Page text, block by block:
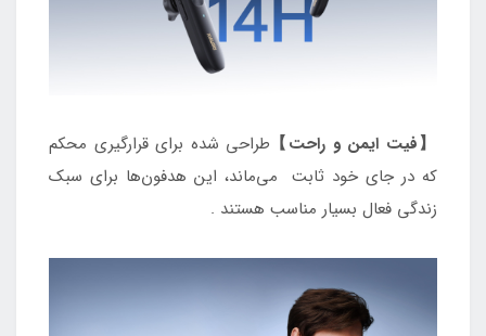
【فیت ایمن و راحت】 طراحی شده برای قرارگیری محکم
که در جای خود ثابت می‌ماند، این هدفون‌ها برای سبک
زندگی فعال بسیار مناسب هستند .